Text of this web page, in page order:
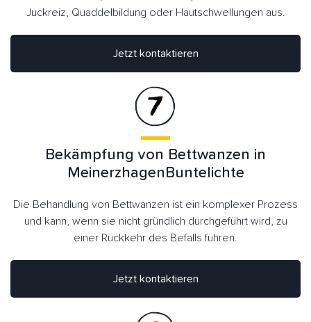
Jetzt kontaktieren
Juckreiz, Quaddelbildung oder Hautschwellungen aus.
Bekämpfung von Bettwanzen in
MeinerzhagenBuntelichte
Die Behandlung von Bettwanzen ist ein komplexer Prozess
und kann, wenn sie nicht gründlich durchgeführt wird, zu
einer Rückkehr des Befalls führen.
Jetzt kontaktieren